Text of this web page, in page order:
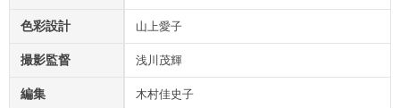
色彩設計 山上愛子
撮影監督 浅川茂輝
編集 木村佳史子